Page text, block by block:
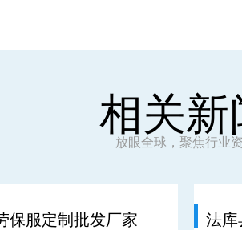
相关新
放眼全球，聚焦行业
保服定制批发厂家 法库